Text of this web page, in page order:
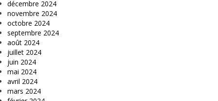
décembre 2024
novembre 2024
octobre 2024
septembre 2024
août 2024
juillet 2024
juin 2024
mai 2024
avril 2024
mars 2024